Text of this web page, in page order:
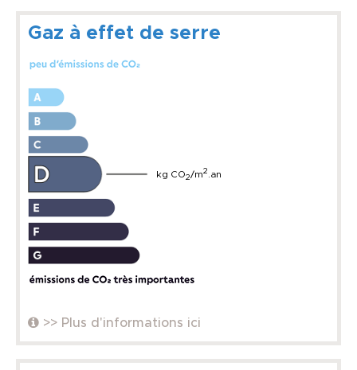
Gaz à effet de serre
kg CO2/m2 .an
>> Plus d'informations ici